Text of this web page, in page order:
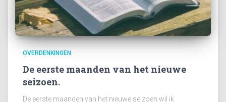
OVERDENKINGEN
De eerste maanden van het nieuwe
seizoen.
De eerste maanden van het nieuwe seizoen wil ik